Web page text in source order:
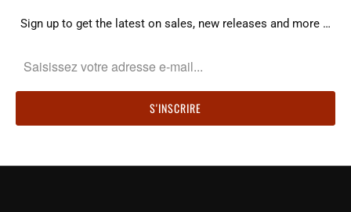
Sign up to get the latest on sales, new releases and more …